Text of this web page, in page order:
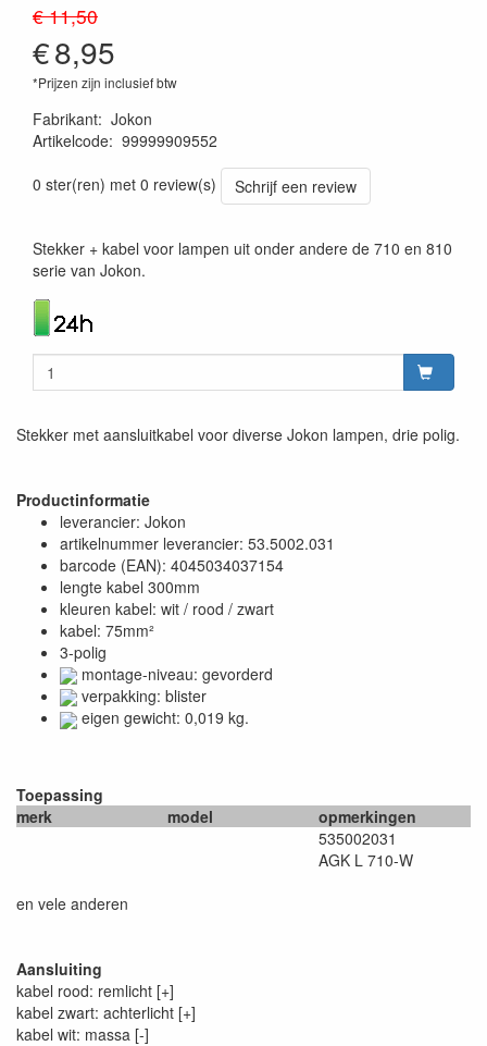
€ 11,50
€8,95
*Prijzen zijn inclusief btw
Fabrikant: Jokon
Artikelcode: 99999909552
0 ster(ren) met 0 review(s)
Schrijf een review
Stekker + kabel voor lampen uit onder andere de 710 en 810
serie van Jokon.
Stekker met aansluitkabel voor diverse Jokon lampen, drie polig.
Productinformatie
leverancier: Jokon
artikelnummer leverancier: 53.5002.031
barcode (EAN): 4045034037154
lengte kabel 300mm
kleuren kabel: wit / rood / zwart
kabel: 75mm²
3-polig
montage-niveau: gevorderd
verpakking: blister
eigen gewicht: 0,019 kg.
Toepassing
merk
model
opmerkingen
535002031
AGK L 710-W
en vele anderen
Aansluiting
kabel rood: remlicht [+]
kabel zwart: achterlicht [+]
kabel wit: massa [-]